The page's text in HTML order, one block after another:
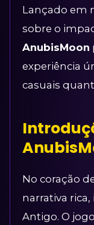
Lançado em
sobre o
AnubisMoon
experiência
casuais
No coração
narrativa
Antigo. O